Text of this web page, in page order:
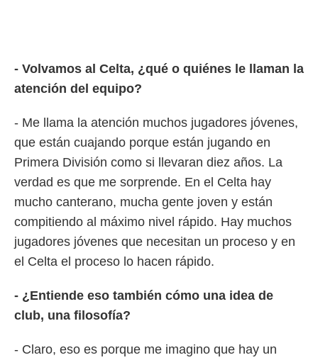
- Volvamos al Celta, ¿qué o quiénes le llaman la
atención del equipo?
- Me llama la atención muchos jugadores jóvenes,
que están cuajando porque están jugando en
Primera División como si llevaran diez años. La
verdad es que me sorprende. En el Celta hay
mucho canterano, mucha gente joven y están
compitiendo al máximo nivel rápido. Hay muchos
jugadores jóvenes que necesitan un proceso y en
el Celta el proceso lo hacen rápido.
- ¿Entiende eso también cómo una idea de
club, una filosofía?
- Claro, eso es porque me imagino que hay un